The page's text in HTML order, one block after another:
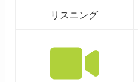
リスニング